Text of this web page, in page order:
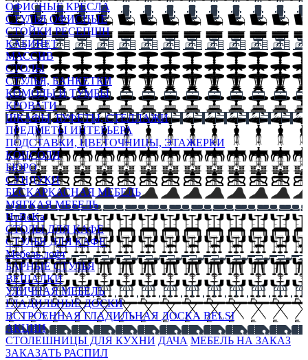
ОФИСНЫЕ КРЕСЛА
СТУЛЬЯ ОФИСНЫЕ
СТОЙКИ РЕСЕПШН
КАБИНЕТ
МАССИВ
СТОЛЫ
СТУЛЬЯ, БАНКЕТКИ
КОМОДЫ И ТУМБЫ
КРОВАТИ
ШКАФЫ, БУФЕТЫ, СТЕЛЛАЖИ
ПРЕДМЕТЫ ИНТЕРЬЕРА
ПОДСТАВКИ, ЦВЕТОЧНИЦЫ, ЭТАЖЕРКИ
КОНСОЛИ
БЮРО
СУНДУКИ
БЕСКАРКАСНАЯ МЕБЕЛЬ
МЯГКАЯ МЕБЕЛЬ
HoReKa
СТОЛЫ ДЛЯ КАФЕ
СТУЛЬЯ ДЛЯ КАФЕ
Мебель лофт
БАРНЫЕ СТУЛЬЯ
ВЕШАЛКИ
УЛИЧНАЯ МЕБЕЛЬ
ГЛАДИЛЬНЫЕ ДОСКИ
ВСТРОЕННАЯ ГЛАДИЛЬНАЯ ДОСКА BELSI
АКЦИИ
СТОЛЕШНИЦЫ ДЛЯ КУХНИ ДАЧА МЕБЕЛЬ НА ЗАКАЗ
ЗАКАЗАТЬ РАСПИЛ